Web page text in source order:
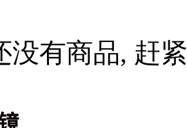
没有商品, 赶